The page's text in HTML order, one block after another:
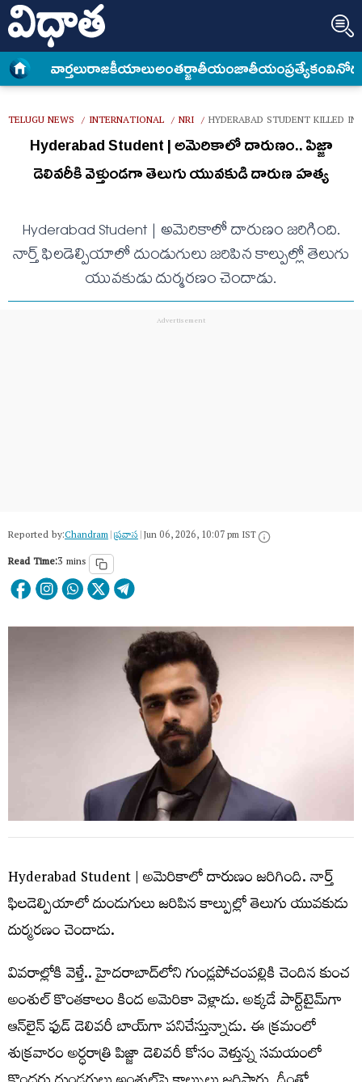
వార్త‌లురాజకీయాలుఅంత‌ర్జాతీయంజాతీయంప్రత్యేకం
TELUGU NEWS / INTERNATIONAL / NRI / HYDERABAD STUDENT KILLED
Hyderabad Student | అమెరికాలో దారుణం.. పిజ్జా
డెలివరీకి వెళ్తుండగా తెలుగు యువకుడి దారుణ హత్య
Hyderabad Student | అమెరికాలో దారుణం జరిగింది.
నార్త్ ఫిలడెల్పియాలో దుండుగులు జరిపిన కాల్పుల్లో తెలుగు
యువకుడు దుర్మరణం చెందాడు.
Reported by:Chandram|ప్రవాస|Jun 06, 2026, 10:07 pm IST
Read Time:3 mins
Hyderabad Student |అమెరికాలో దారుణం జరిగింది. నార్త్
ఫిలడెల్పియాలో దుండుగులు జరిపిన కాల్పుల్లో తెలుగు యువకుడు
దుర్మరణం చెందాడు.
వివరాల్లోకి వెళ్తే.. హైదరాబాద్‌లోని గుండ్లపోచంపల్లికి చెందిన కుంచ
అంశుల్ కొంతకాలం కింద అమెరికా వెళ్లాడు. అక్కడే పార్ట్‌టైమ్‌గా
ఆన్‌లైన్ ఫుడ్ డెలివరీ బాయ్‌గా పనిచేస్తున్నాడు. ఈ క్రమంలో
శుక్రవారం అర్ధరాత్రి పిజ్జా డెలివరీ కోసం వెళ్తున్న సమయంలో